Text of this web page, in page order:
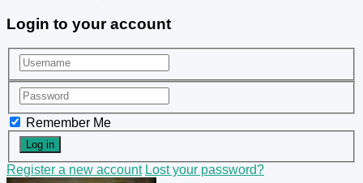
Login to your account
Remember Me
Register a new account Lost your password?